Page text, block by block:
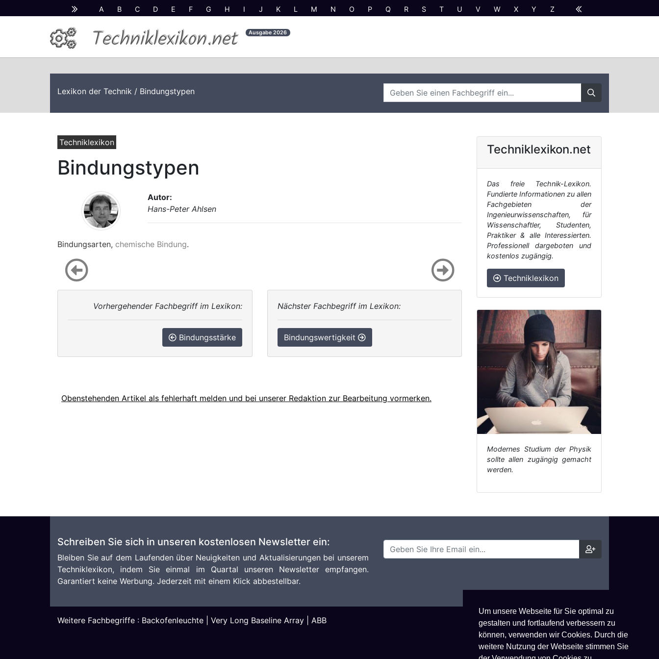
Um unsere Webseite für Sie optimal zu
gestalten und fortlaufend verbessern zu
können, verwenden wir Cookies. Durch die
weitere Nutzung der Webseite stimmen Sie
A B C D E F G H I J K L M N O P Q R S T U V W X Y Z
Techniklexikon.net Ausgabe2026
Lexikon der Technik / Bindungstypen
Techniklexikon
Bindungstypen
Autor:
Hans-Peter Ahlsen
Bindungsarten, chemische Bindung.
Vorhergehender Fachbegriff im Lexikon:
Bindungsstärke
Nächster Fachbegriff im Lexikon:
Bindungswertigkeit
Obenstehenden Artikel als fehlerhaft melden und bei unserer Redaktion zur Bearbeitung vormerken.
Techniklexikon.net
Das freie Technik-Lexikon.
Fundierte Informationen zu allen
Fachgebieten der
Ingenieurwissenschaften, für
Wissenschaftler, Studenten,
Praktiker & alle Interessierten.
Professionell dargeboten und
kostenlos zugängig.
Techniklexikon
Modernes Studium der Physik
sollte allen zugängig gemacht
werden.
Schreiben Sie sich in unseren kostenlosen Newsletter ein:
Bleiben Sie auf dem Laufenden über Neuigkeiten und Aktualisierungen bei unserem
Techniklexikon, indem Sie einmal im Quartal unseren Newsletter empfangen.
Garantiert keine Werbung. Jederzeit mit einem Klick abbestellbar.
Weitere Fachbegriffe : Backofenleuchte Very Long Baseline Array ABB